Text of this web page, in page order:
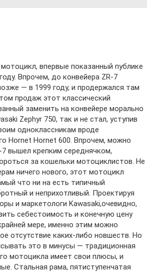
впервые показанный публике
Впрочем, до конвейера ZR-7
— в 1999 году, и продержался там
продаж этот классический
заменить на конвейере морально
Zephyr 750, так и не стал, уступив
одноклассникам вроде
Hornet Hornet 600. Впрочем, можно
7 вышел крепким середнячком,
за кошельки мотоциклистов. Не
ничего нового, этот мотоцикл
что ни на есть типичный
и неприхотливый. Проектируя
и маркетологи Kawasaki,очевидно,
себестоимость и конечную цену
мере, именно этим можно
отсутствие каких-либо новшеств. Но
это в минусы — традиционная
мотоцикла имеет свои плюсы, и
Стальная рама, пятиступенчатая